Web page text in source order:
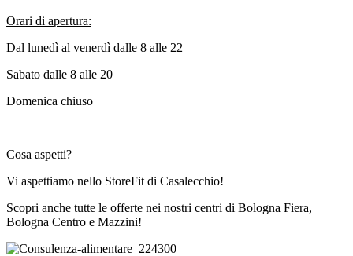
Orari di apertura:
Dal lunedì al venerdì dalle 8 alle 22
Sabato dalle 8 alle 20
Domenica chiuso
Cosa aspetti?
Vi aspettiamo nello StoreFit di Casalecchio!
Scopri anche tutte le offerte nei nostri centri di Bologna Fiera,
Bologna Centro e Mazzini!